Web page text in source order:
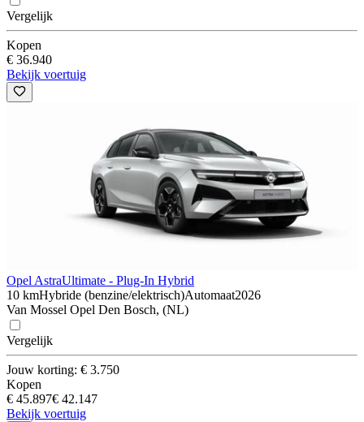
Vergelijk
Kopen
€ 36.940
Bekijk voertuig
Opel AstraUltimate - Plug-In Hybrid
10 kmHybride (benzine/elektrisch)Automaat2026
Van Mossel Opel Den Bosch, (NL)
Vergelijk
Jouw korting: € 3.750
Kopen
€ 45.897€ 42.147
Bekijk voertuig